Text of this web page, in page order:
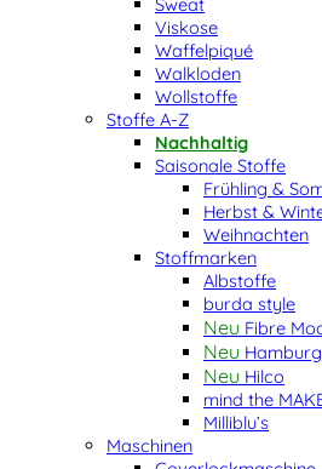
Viskose
Waffelpiqué
Walkloden
Wollstoffe
Stoffe A-Z
Nachhaltig
Saisonale Stoffe
Frühling &
Herbst &
Weihnachten
Stoffmarken
Albstoffe
burda style
Fibre
Hilco
mind the
Milliblu’s
Maschinen